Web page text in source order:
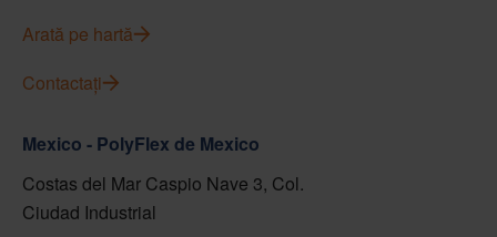
Arată pe hartă
Contactați
Mexico - PolyFlex de Mexico
Costas del Mar Caspio Nave 3, Col.
Ciudad Industrial